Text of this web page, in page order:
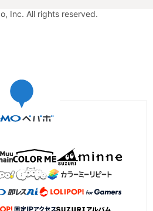
Inc. All rights reserved.